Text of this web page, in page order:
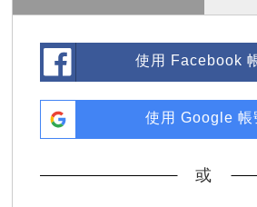
使用 Facebook
使用 Google 帳
或